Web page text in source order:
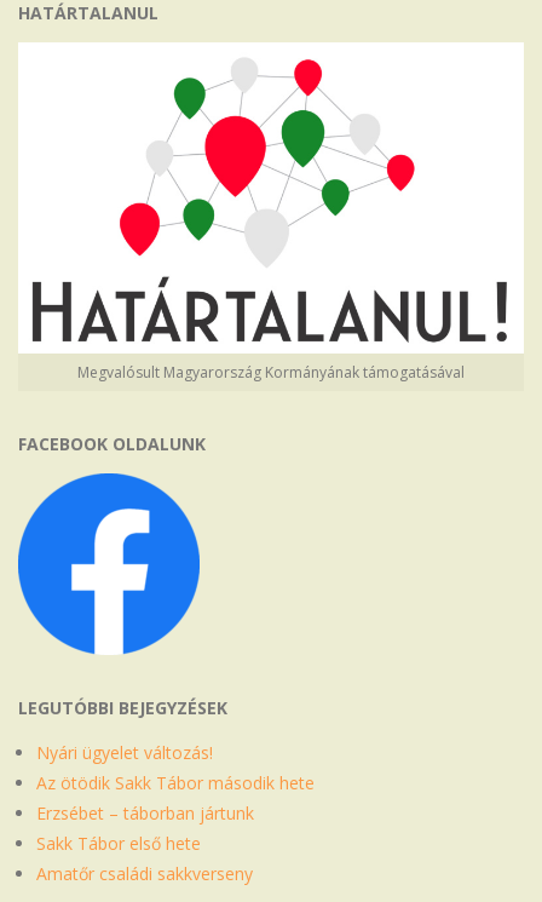
HATÁRTALANUL
Megvalósult Magyarország Kormányának támogatásával
FACEBOOK OLDALUNK
LEGUTÓBBI BEJEGYZÉSEK
Nyári ügyelet változás!
Az ötödik Sakk Tábor második hete
Erzsébet – táborban jártunk
Sakk Tábor első hete
Amatőr családi sakkverseny